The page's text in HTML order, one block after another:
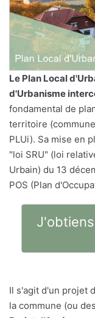
Le Plan Local
d'Urbanisme
fondamental de
territoire
PLUi). Sa mise en
"loi SRU" (loi
Urbain) du 13
POS (Plan
Il s'agit d'un projet
la commune (ou